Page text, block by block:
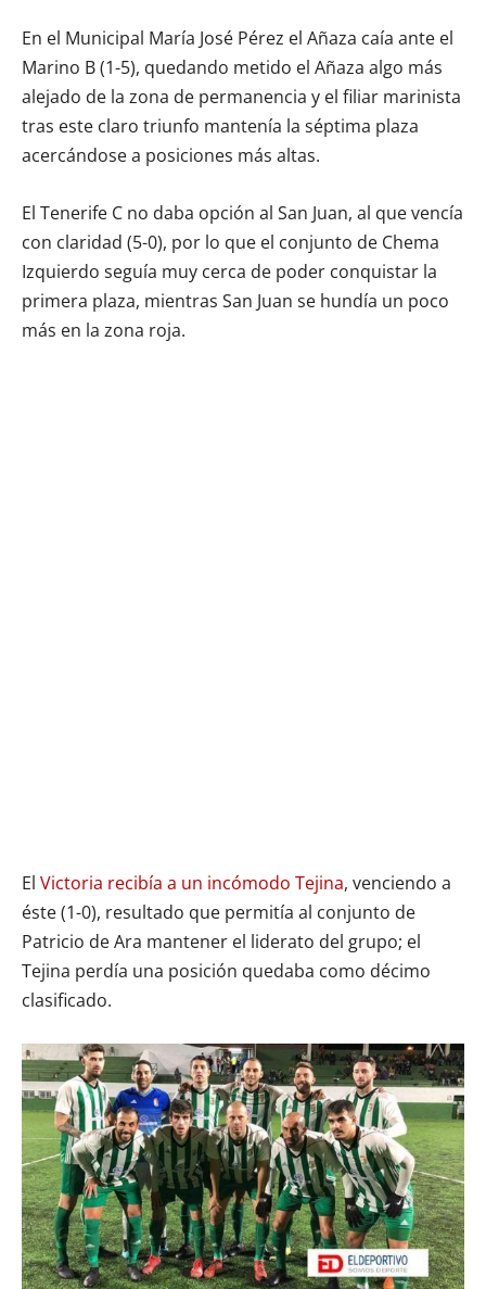
En el Municipal María José Pérez el Añaza caía ante el
Marino B (1-5), quedando metido el Añaza algo más
alejado de la zona de permanencia y el filiar marinista
tras este claro triunfo mantenía la séptima plaza
acercándose a posiciones más altas.
El Tenerife C no daba opción al San Juan, al que vencía
con claridad (5-0), por lo que el conjunto de Chema
Izquierdo seguía muy cerca de poder conquistar la
primera plaza, mientras San Juan se hundía un poco
más en la zona roja.
El Victoria recibía a un incómodo Tejina, venciendo a
éste (1-0), resultado que permitía al conjunto de
Patricio de Ara mantener el liderato del grupo; el
Tejina perdía una posición quedaba como décimo
clasificado.